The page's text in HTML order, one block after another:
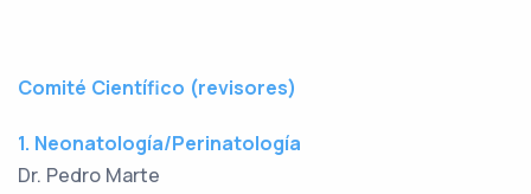
Comité Científico (revisores)
1. Neonatología/Perinatología
Dr. Pedro Marte